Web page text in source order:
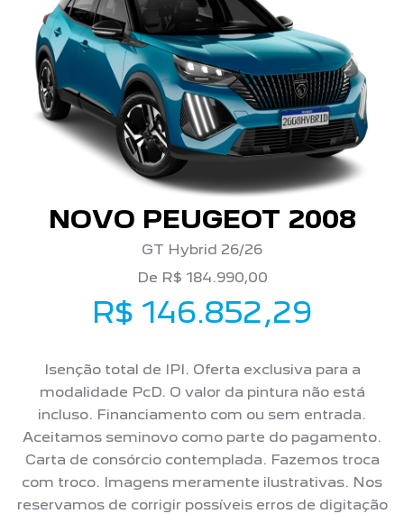
NOVO PEUGEOT 2008
GT Hybrid 26/26
De R$ 184.990,00
R$ 146.852,29
Isenção total de IPI. Oferta exclusiva para a
modalidade PcD. O valor da pintura não está
incluso. Financiamento com ou sem entrada.
Aceitamos seminovo como parte do pagamento.
Carta de consórcio contemplada. Fazemos troca
com troco. Imagens meramente ilustrativas. Nos
reservamos de corrigir possíveis erros de digitação